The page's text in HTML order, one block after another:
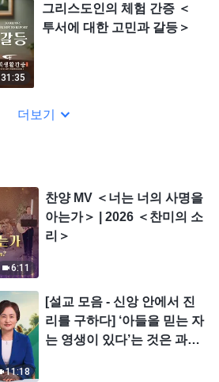
31:35
그리스도인의 체험 간증 ＜
투서에 대한 고민과 갈등＞
더보기
6:11
찬양 MV ＜너는 너의 사명을
아는가＞ | 2026 ＜찬미의 소
리＞
11:18
[설교 모음 - 신앙 안에서 진
리를 구하다] ‘아들을 믿는 자
는 영생이 있다’는 것은 과연